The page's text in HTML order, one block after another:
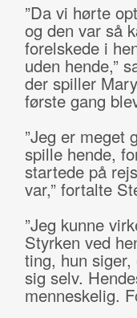
”Da vi hørte
og den var så
forelskede i
uden hende,”
der spiller
første gang
”Jeg er meget
spille hende,
startede på
var,” fortalte
”Jeg kunne
Styrken ved
ting, hun
sig selv.
menneskelig.